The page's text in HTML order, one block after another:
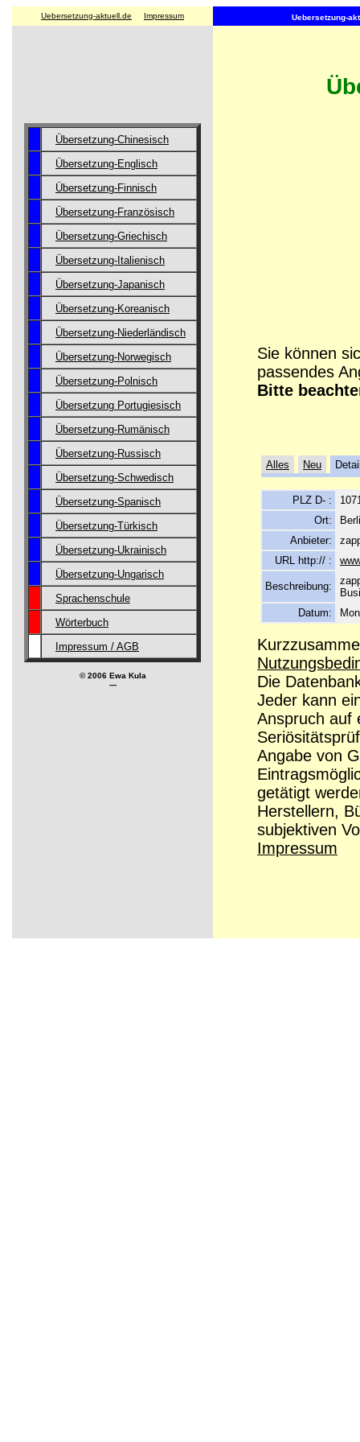
Uebersetzung-aktuell.de Impressum Uebersetzung-
Übersetzung-Chinesisch
Übersetzung-Englisch
Übersetzung-Finnisch
Übersetzung-Französisch
Übersetzung-Griechisch
Übersetzung-Italienisch
Übersetzung-Japanisch
Übersetzung-Koreanisch
Übersetzung-Niederländisch
Übersetzung-Norwegisch
Übersetzung-Polnisch
Übersetzung Portugiesisch
Übersetzung-Rumänisch
Übersetzung-Russisch
Übersetzung-Schwedisch
Übersetzung-Spanisch
Übersetzung-Türkisch
Übersetzung-Ukrainisch
Übersetzung-Ungarisch
Sprachenschule
Wörterbuch
Impressum / AGB
© 2006 Ewa Kula
---
Sie können
passendes
Bitte
Alles Neu
PLZ D- :
Ort:
Anbieter:
URL http:// :
Beschreibung:
Datum:
Die
Jeder kann
Anspruch auf
Angabe von
getätigt
Herstellern,
subjektiven
Impressum